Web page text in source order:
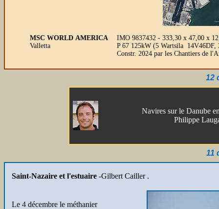
MSC WORLD AMERICA
Valletta
IMO 9837432 - 333,30 x 47,00 x
P 67 125kW (5 Wartsila 14V46DF,
Constr. 2024 par les Chantiers de
12
Navires sur le Danube
Philippe
11
Saint-Nazaire et l'estuaire -Gilbert Cailler .
Le 4 décembre le méthanier